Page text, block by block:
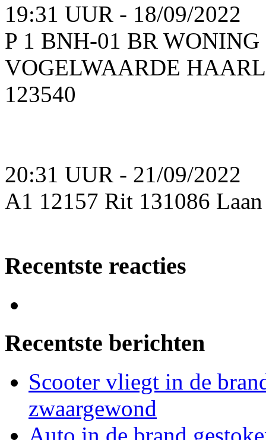
19:31 UUR - 18/09/2022
P 1 BNH-01 BR WONING
VOGELWAARDE
123540
20:31 UUR - 21/09/2022
A1 12157 Rit 131086
Recentste reacties
Recentste berichten
Scooter vliegt in de
zwaargewond
Auto in de brand